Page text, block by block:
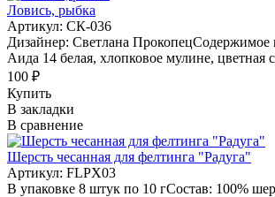
Ловись, рыбка
Артикул: СК-036
Дизайнер: Светлана ПрокопецСодержимое
Аида 14 белая, хлопковое мулине, цветная
100 ₽
Купить
В закладки
В сравнение
Шерсть чесанная для фелтинга "Радуга"
Артикул: FLPX03
В упаковке 8 штук по 10 гСостав: 100%